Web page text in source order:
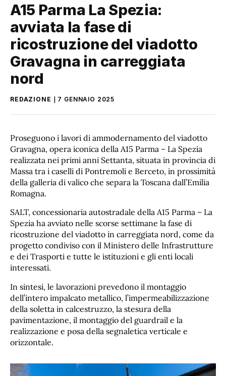
A15 Parma La Spezia:
avviata la fase di
ricostruzione del viadotto
Gravagna in carreggiata
nord
REDAZIONE 7 GENNAIO 2025
Proseguono i lavori di ammodernamento del viadotto
Gravagna, opera iconica della A15 Parma – La Spezia
realizzata nei primi anni Settanta, situata in provincia di
Massa tra i caselli di Pontremoli e Berceto, in prossimità
della galleria di valico che separa la Toscana dall’Emilia
Romagna.
SALT, concessionaria autostradale della A15 Parma – La
Spezia ha avviato nelle scorse settimane la fase di
ricostruzione del viadotto in carreggiata nord, come da
progetto condiviso con il Ministero delle Infrastrutture
e dei Trasporti e tutte le istituzioni e gli enti locali
interessati.
In sintesi, le lavorazioni prevedono il montaggio
dell’intero impalcato metallico, l’impermeabilizzazione
della soletta in calcestruzzo, la stesura della
pavimentazione, il montaggio del guardrail e la
realizzazione e posa della segnaletica verticale e
orizzontale.